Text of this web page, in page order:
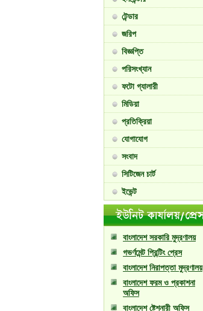
টেন্ডার
জরিপ
বিজ্ঞপ্তি
পরিসংখ্যান
ফটো গ্যালারী
মিডিয়া
প্রতিক্রিয়া
যোগাযোগ
সংবাদ
সিটিজেন চার্ট
ইভেন্ট
বাংলাদেশ সরকারি মুদ্রণালয়
গভর্ণমেন্ট প্রিন্টিং প্রেস
বাংলাদেশ নিরাপত্তা মুদ্রণালয়
বাংলাদেশ ফরম ও প্রকাশনা
অফিস
বাংলাদেশ ষ্টেশনারী অফিস